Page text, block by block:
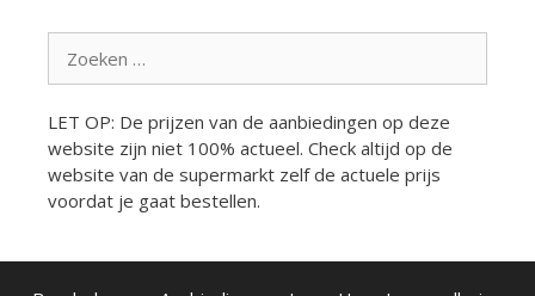
naar:
LET OP: De prijzen van de aanbiedingen op deze
website zijn niet 100% actueel. Check altijd op de
website van de supermarkt zelf de actuele prijs
voordat je gaat bestellen.